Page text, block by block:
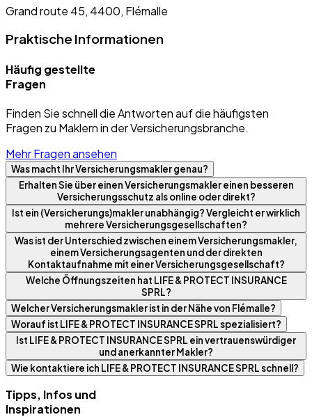
Grand route 45, 4400, Flémalle
Praktische Informationen
Häufig gestellte
Fragen
Finden Sie schnell die Antworten auf die häufigsten
Fragen zu Maklern in der Versicherungsbranche.
Mehr Fragen ansehen
Was macht Ihr Versicherungsmakler genau?
Erhalten Sie über einen Versicherungsmakler einen besseren
Versicherungsschutz als online oder direkt?
Ist ein (Versicherungs)makler unabhängig? Vergleicht er wirklich
mehrere Versicherungsgesellschaften?
Was ist der Unterschied zwischen einem Versicherungsmakler,
einem Versicherungsagenten und der direkten
Kontaktaufnahme mit einer Versicherungsgesellschaft?
Welche Öffnungszeiten hat LIFE & PROTECT INSURANCE
SPRL?
Welcher Versicherungsmakler ist in der Nähe von Flémalle?
Worauf ist LIFE & PROTECT INSURANCE SPRL spezialisiert?
Ist LIFE & PROTECT INSURANCE SPRL ein vertrauenswürdiger
und anerkannter Makler?
Wie kontaktiere ich LIFE & PROTECT INSURANCE SPRL schnell?
Tipps, Infos und
Inspirationen